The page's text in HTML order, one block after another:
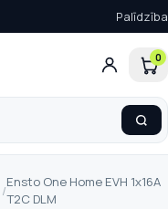
Palīdzība
0
/
Ensto One Home EVH 1x16A
T2C DLM